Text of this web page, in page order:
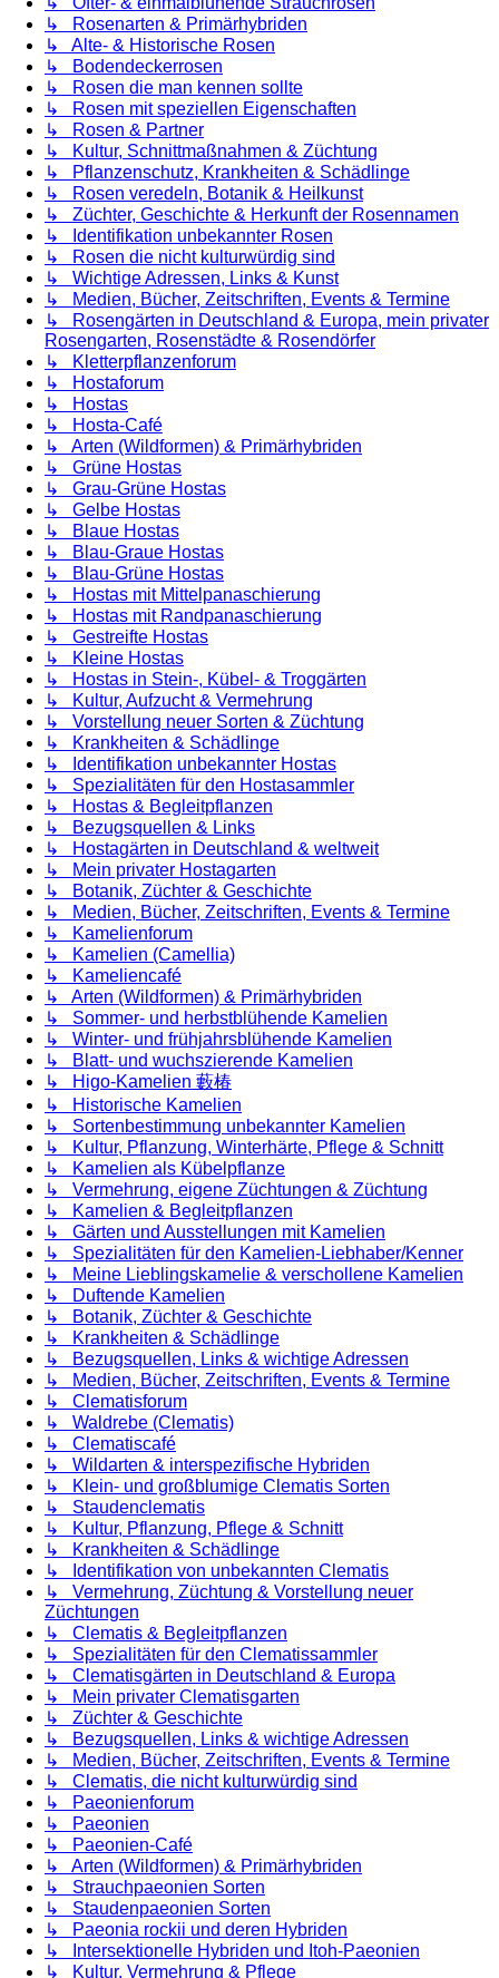
↳ Rosenarten & Primärhybriden
↳ Alte- & Historische Rosen
↳ Bodendeckerrosen
↳ Rosen die man kennen sollte
↳ Rosen mit speziellen Eigenschaften
↳ Rosen & Partner
↳ Kultur, Schnittmaßnahmen & Züchtung
↳ Pflanzenschutz, Krankheiten & Schädlinge
↳ Rosen veredeln, Botanik & Heilkunst
↳ Züchter, Geschichte & Herkunft der Rosennamen
↳ Identifikation unbekannter Rosen
↳ Rosen die nicht kulturwürdig sind
↳ Wichtige Adressen, Links & Kunst
↳ Medien, Bücher, Zeitschriften, Events & Termine
↳ Rosengärten in Deutschland & Europa, mein privater
Rosengarten, Rosenstädte & Rosendörfer
↳ Kletterpflanzenforum
↳ Hostaforum
↳ Hostas
↳ Hosta-Café
↳ Arten (Wildformen) & Primärhybriden
↳ Grüne Hostas
↳ Grau-Grüne Hostas
↳ Gelbe Hostas
↳ Blaue Hostas
↳ Blau-Graue Hostas
↳ Blau-Grüne Hostas
↳ Hostas mit Mittelpanaschierung
↳ Hostas mit Randpanaschierung
↳ Gestreifte Hostas
↳ Kleine Hostas
↳ Hostas in Stein-, Kübel- & Troggärten
↳ Kultur, Aufzucht & Vermehrung
↳ Vorstellung neuer Sorten & Züchtung
↳ Krankheiten & Schädlinge
↳ Identifikation unbekannter Hostas
↳ Spezialitäten für den Hostasammler
↳ Hostas & Begleitpflanzen
↳ Bezugsquellen & Links
↳ Hostagärten in Deutschland & weltweit
↳ Mein privater Hostagarten
↳ Botanik, Züchter & Geschichte
↳ Medien, Bücher, Zeitschriften, Events & Termine
↳ Kamelienforum
↳ Kamelien (Camellia)
↳ Kameliencafé
↳ Arten (Wildformen) & Primärhybriden
↳ Sommer- und herbstblühende Kamelien
↳ Winter- und frühjahrsblühende Kamelien
↳ Blatt- und wuchszierende Kamelien
↳ Higo-Kamelien 藪椿
↳ Historische Kamelien
↳ Sortenbestimmung unbekannter Kamelien
↳ Kultur, Pflanzung, Winterhärte, Pflege & Schnitt
↳ Kamelien als Kübelpflanze
↳ Vermehrung, eigene Züchtungen & Züchtung
↳ Kamelien & Begleitpflanzen
↳ Gärten und Ausstellungen mit Kamelien
↳ Spezialitäten für den Kamelien-Liebhaber/Kenner
↳ Meine Lieblingskamelie & verschollene Kamelien
↳ Duftende Kamelien
↳ Botanik, Züchter & Geschichte
↳ Krankheiten & Schädlinge
↳ Bezugsquellen, Links & wichtige Adressen
↳ Medien, Bücher, Zeitschriften, Events & Termine
↳ Clematisforum
↳ Waldrebe (Clematis)
↳ Clematiscafé
↳ Wildarten & interspezifische Hybriden
↳ Klein- und großblumige Clematis Sorten
↳ Staudenclematis
↳ Kultur, Pflanzung, Pflege & Schnitt
↳ Krankheiten & Schädlinge
↳ Identifikation von unbekannten Clematis
↳ Vermehrung, Züchtung & Vorstellung neuer
Züchtungen
↳ Clematis & Begleitpflanzen
↳ Spezialitäten für den Clematissammler
↳ Clematisgärten in Deutschland & Europa
↳ Mein privater Clematisgarten
↳ Züchter & Geschichte
↳ Bezugsquellen, Links & wichtige Adressen
↳ Medien, Bücher, Zeitschriften, Events & Termine
↳ Clematis, die nicht kulturwürdig sind
↳ Paeonienforum
↳ Paeonien
↳ Paeonien-Café
↳ Arten (Wildformen) & Primärhybriden
↳ Strauchpaeonien Sorten
↳ Staudenpaeonien Sorten
↳ Paeonia rockii und deren Hybriden
↳ Intersektionelle Hybriden und Itoh-Paeonien
↳ Kultur, Vermehrung & Pflege